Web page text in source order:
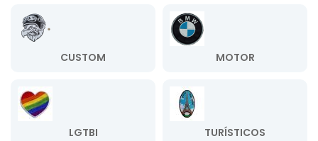
CUSTOM MOTOR
LGTBI TURÍSTICOS